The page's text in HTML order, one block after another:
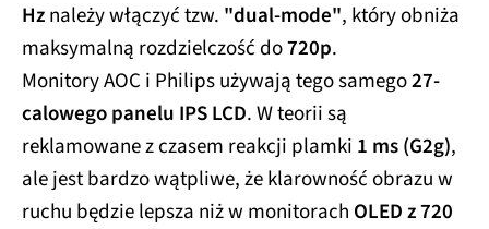
Hznależy włączyć tzw. "dual-mode", który obniża
maksymalną rozdzielczość do720p.
Monitory AOC i Philips używają tego samego27-
calowego panelu IPS LCD. W teorii są
reklamowane z czasem reakcji plamki 1 ms (G2g),
ale jest bardzo wątpliwe, że klarowność obrazu w
ruchu będzie lepsza niż w monitorach OLED z 720